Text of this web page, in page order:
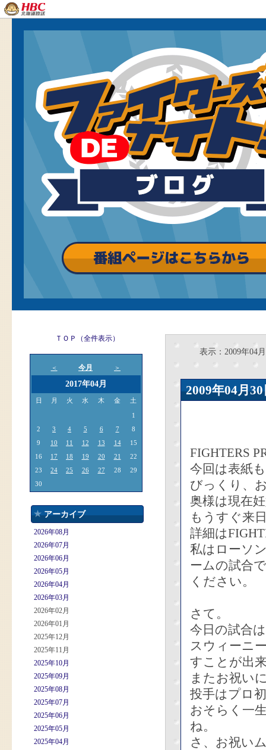
ＴＯＰ（全件表示）
＜ 今月 ＞
2017年04月
日 月 火 水 木 金 土
1
2
3 4 5 6 7
8
9
10 11 12 13 14
15
16
17 18 19 20 21
22
23
24 25 26 27 28
29
30
アーカイブ
2026年08月
2026年07月
2026年06月
2026年05月
2026年04月
2026年03月
2026年02月
2026年01月
2025年12月
2025年11月
2025年10月
2025年09月
2025年08月
2025年07月
2025年06月
2025年05月
2025年04月
表示：2009年04月
2009年04
FIGHTERS
今回は表紙
びっくり、
奥様は現在
もうすぐ来
詳細は
私はローソ
ームの試合
ください。
さて。
今日の試合
スウィーニ
すことが出
またお祝い
投手はプロ
おそらく一
ね。
さ、お祝い